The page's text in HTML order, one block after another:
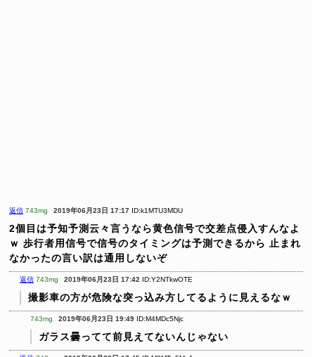
返信 743mg 2019年06月23日 17:17 ID:k1MTU3MDU
2個目は予知予測云々言うなら黄色信号で交差点侵入すんなよ
ｗ 歩行者用信号で信号のタイミングは予測できるから
止まれ
なかったの言い訳は通用しないぞ
返信 743mg 2019年06月23日 17:42 ID:Y2NTkwOTE
撮影車の方が危険な突っ込み方してるように見えるなｗ
743mg 2019年06月23日 19:49 ID:M4MDc5Njc
ガラス曇ってて前見えてないんじゃない